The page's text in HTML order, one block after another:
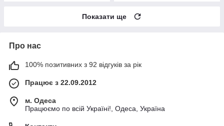
Показати ще
Про нас
100% позитивних з 92 відгуків за рік
Працює з 22.09.2012
м. Одеса
Працюємо по всій Україні!, Одеса, Україна